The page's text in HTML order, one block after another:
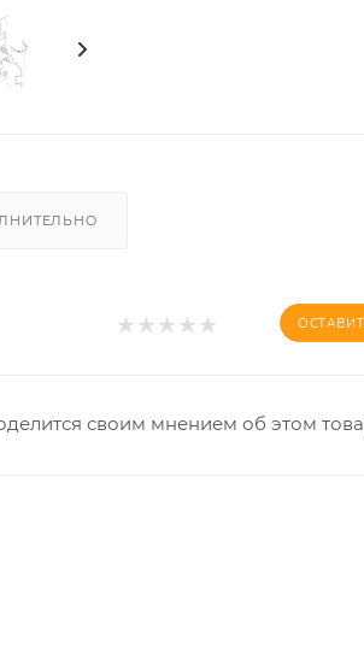
своим мнением об этом